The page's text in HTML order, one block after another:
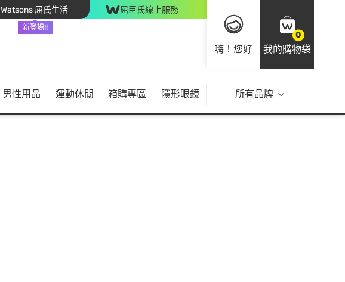
Watsons 屈氏生活
新登場!!
屈臣氏線上服務
嗨！您好
0
我的購物袋
男性用品 運動休閒 箱購專區 隱形眼鏡 所有品牌